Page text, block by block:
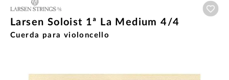
Larsen Soloist 1ª La Medium 4/4
Cuerda para violoncello